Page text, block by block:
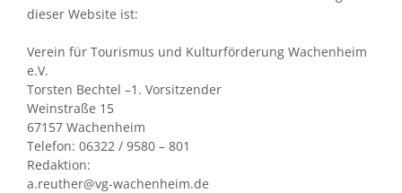
dieser Website ist:
Verein für Tourismus und Kulturförderung Wachenheim
e.V.
Torsten Bechtel –1. Vorsitzender
Weinstraße 15
67157 Wachenheim
Telefon: 06322 / 9580 – 801
Redaktion:
a.reuther@vg-wachenheim.de